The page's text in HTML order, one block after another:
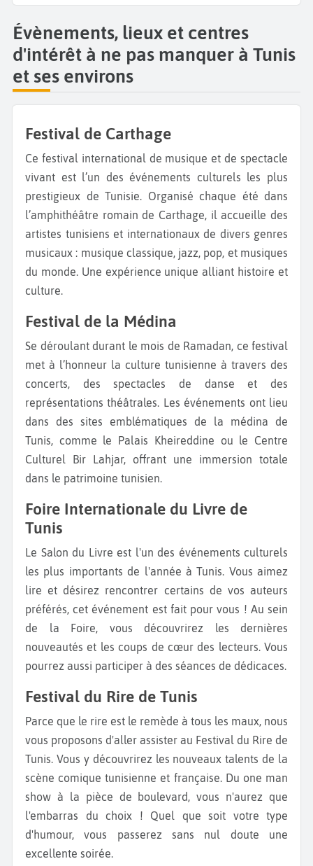
Évènements, lieux et centres
d'intérêt à ne pas manquer à Tunis
et ses environs
Festival de Carthage
Ce festival international de musique et de spectacle
vivant est l’un des événements culturels les plus
prestigieux de Tunisie. Organisé chaque été dans
l’amphithéâtre romain de Carthage, il accueille des
artistes tunisiens et internationaux de divers genres
musicaux : musique classique, jazz, pop, et musiques
du monde. Une expérience unique alliant histoire et
culture.
Festival de la Médina
Se déroulant durant le mois de Ramadan, ce festival
met à l’honneur la culture tunisienne à travers des
concerts, des spectacles de danse et des
représentations théâtrales. Les événements ont lieu
dans des sites emblématiques de la médina de
Tunis, comme le Palais Kheireddine ou le Centre
Culturel Bir Lahjar, offrant une immersion totale
dans le patrimoine tunisien.
Foire Internationale du Livre de
Tunis
Le Salon du Livre est l'un des événements culturels
les plus importants de l'année à Tunis. Vous aimez
lire et désirez rencontrer certains de vos auteurs
préférés, cet événement est fait pour vous ! Au sein
de la Foire, vous découvrirez les dernières
nouveautés et les coups de cœur des lecteurs. Vous
pourrez aussi participer à des séances de dédicaces.
Festival du Rire de Tunis
Parce que le rire est le remède à tous les maux, nous
vous proposons d'aller assister au Festival du Rire de
Tunis. Vous y découvrirez les nouveaux talents de la
scène comique tunisienne et française. Du one man
show à la pièce de boulevard, vous n'aurez que
l'embarras du choix ! Quel que soit votre type
d'humour, vous passerez sans nul doute une
excellente soirée.